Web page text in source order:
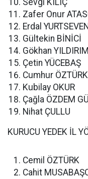
Sevgi KILIÇ
Zafer Onur
Erdal YURTSEVEN
Gültekin BİNİCİ
Gökhan YILDIRIM
Çetin YÜCEBAŞ
Cumhur ÖZTÜRK
Kubilay OKUR
Çağla ÖZDEM
Nihat ÇULLU
KURUCU YEDEK İL
Cemil ÖZTÜRK
Cahit